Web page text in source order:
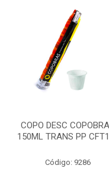
COPO DESC
150ML TRANS PP
Código: 9286